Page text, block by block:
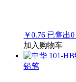
￥0.76 已售出0
加入购物车